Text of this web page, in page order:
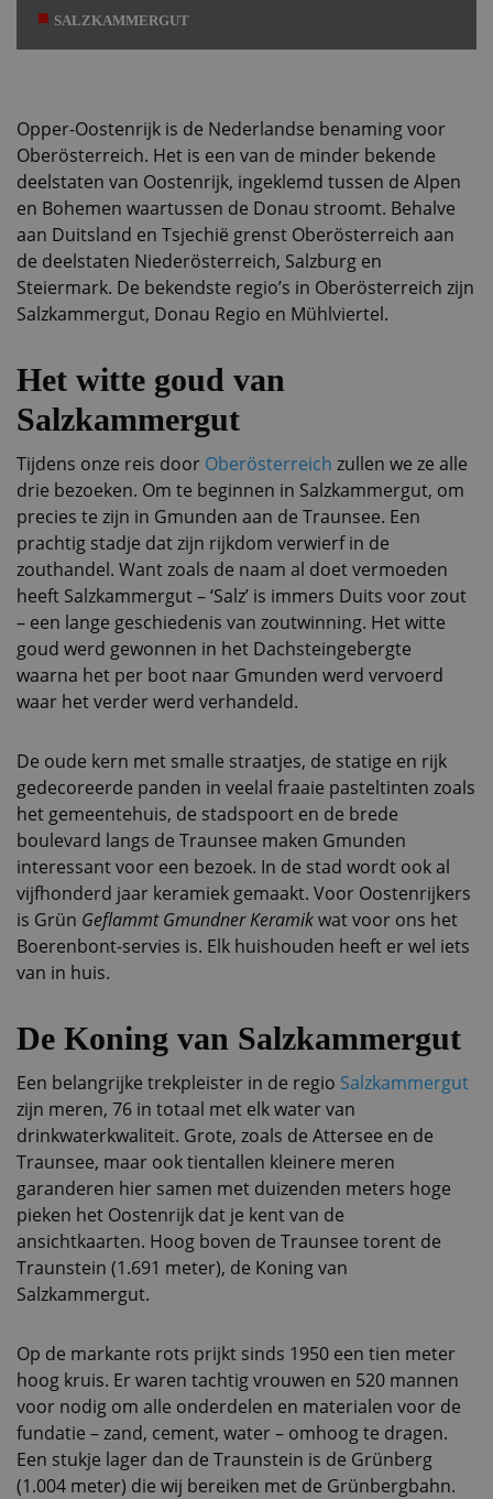
SALZKAMMERGUT
Opper-Oostenrijk is de Nederlandse benaming voor
Oberösterreich. Het is een van de minder bekende
deelstaten van Oostenrijk, ingeklemd tussen de Alpen
en Bohemen waartussen de Donau stroomt. Behalve
aan Duitsland en Tsjechië grenst Oberösterreich aan
de deelstaten Niederösterreich, Salzburg en
Steiermark. De bekendste regio’s in Oberösterreich zijn
Salzkammergut, Donau Regio en Mühlviertel.
Het witte goud van
Salzkammergut
Tijdens onze reis door Oberösterreich zullen we ze alle
drie bezoeken. Om te beginnen in Salzkammergut, om
precies te zijn in Gmunden aan de Traunsee. Een
prachtig stadje dat zijn rijkdom verwierf in de
zouthandel. Want zoals de naam al doet vermoeden
heeft Salzkammergut – ‘Salz’ is immers Duits voor zout
– een lange geschiedenis van zoutwinning. Het witte
goud werd gewonnen in het Dachsteingebergte
waarna het per boot naar Gmunden werd vervoerd
waar het verder werd verhandeld.
De oude kern met smalle straatjes, de statige en rijk
gedecoreerde panden in veelal fraaie pasteltinten zoals
het gemeentehuis, de stadspoort en de brede
boulevard langs de Traunsee maken Gmunden
interessant voor een bezoek. In de stad wordt ook al
vijfhonderd jaar keramiek gemaakt. Voor Oostenrijkers
is Grün Geflammt Gmundner Keramikwat voor ons het
Boerenbont-servies is. Elk huishouden heeft er wel iets
van in huis.
De Koning van Salzkammergut
Een belangrijke trekpleister in de regio Salzkammergut
zijn meren, 76 in totaal met elk water van
drinkwaterkwaliteit. Grote, zoals de Attersee en de
Traunsee, maar ook tientallen kleinere meren
garanderen hier samen met duizenden meters hoge
pieken het Oostenrijk dat je kent van de
ansichtkaarten. Hoog boven de Traunsee torent de
Traunstein (1.691 meter), de Koning van
Salzkammergut.
Op de markante rots prijkt sinds 1950 een tien meter
hoog kruis. Er waren tachtig vrouwen en 520 mannen
voor nodig om alle onderdelen en materialen voor de
fundatie – zand, cement, water – omhoog te dragen.
Een stukje lager dan de Traunstein is de Grünberg
(1.004 meter) die wij bereiken met de Grünbergbahn.